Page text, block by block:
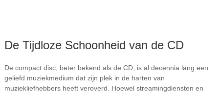
De Tijdloze Schoonheid van de CD
De compact disc, beter bekend als de CD, is al decennia lang een
geliefd muziekmedium dat zijn plek in de harten van
muziekliefhebbers heeft veroverd. Hoewel streamingdiensten en